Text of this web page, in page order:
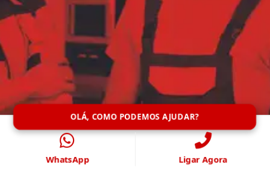
OLÁ, COMO PODEMOS AJUDAR?
WhatsApp Ligar Agora